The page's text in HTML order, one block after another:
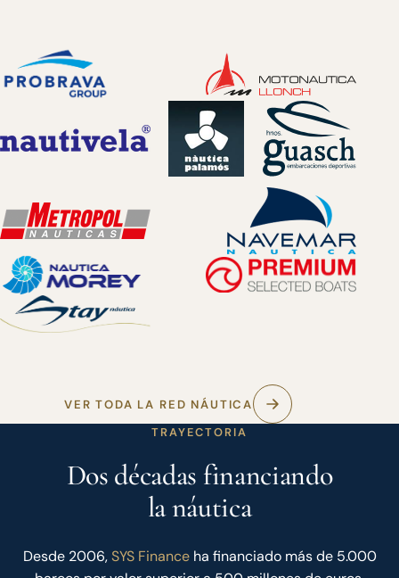
VER TODA LA RED NÁUTICA
TRAYECTORIA
Dos décadas financiando
la náutica
Desde 2006,SYS Financeha financiado más de 5.000